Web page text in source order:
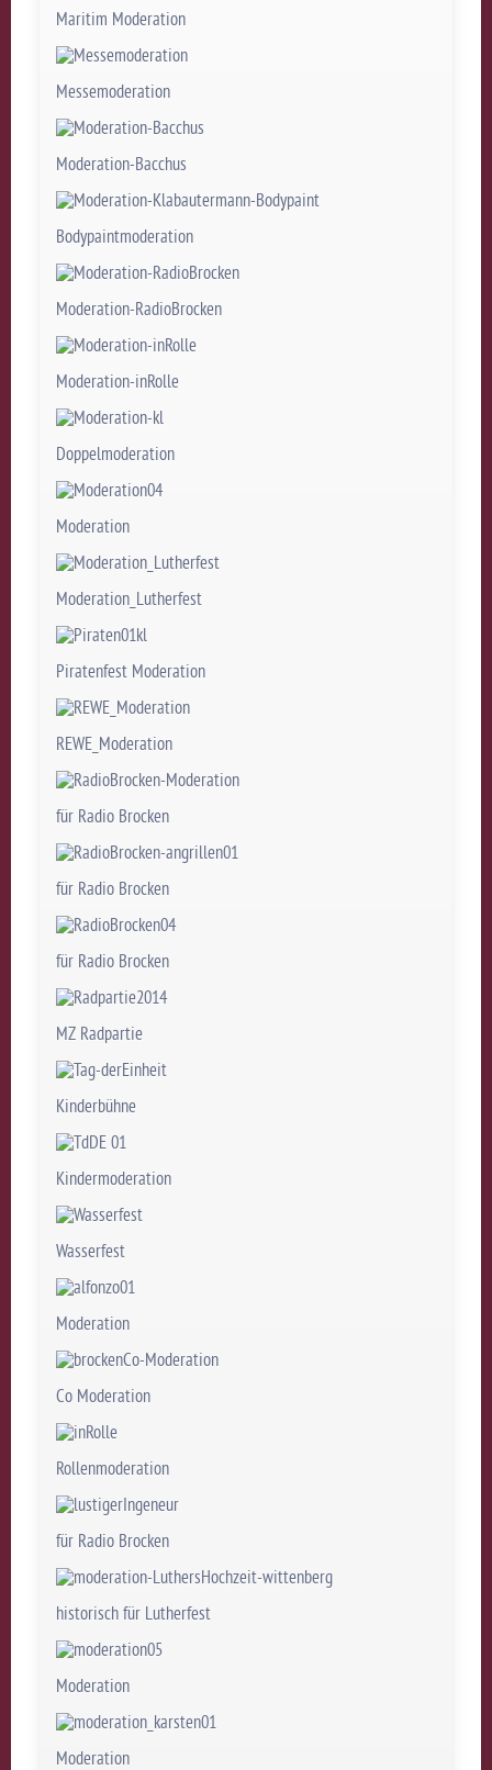
Maritim Moderation
Messemoderation
Moderation-Bacchus
Bodypaintmoderation
Moderation-RadioBrocken
Moderation-inRolle
Doppelmoderation
Moderation
Moderation_Lutherfest
Piratenfest Moderation
REWE_Moderation
für Radio Brocken
für Radio Brocken
für Radio Brocken
MZ Radpartie
Kinderbühne
Kindermoderation
Wasserfest
Moderation
Co Moderation
Rollenmoderation
für Radio Brocken
historisch für Lutherfest
Moderation
Moderation